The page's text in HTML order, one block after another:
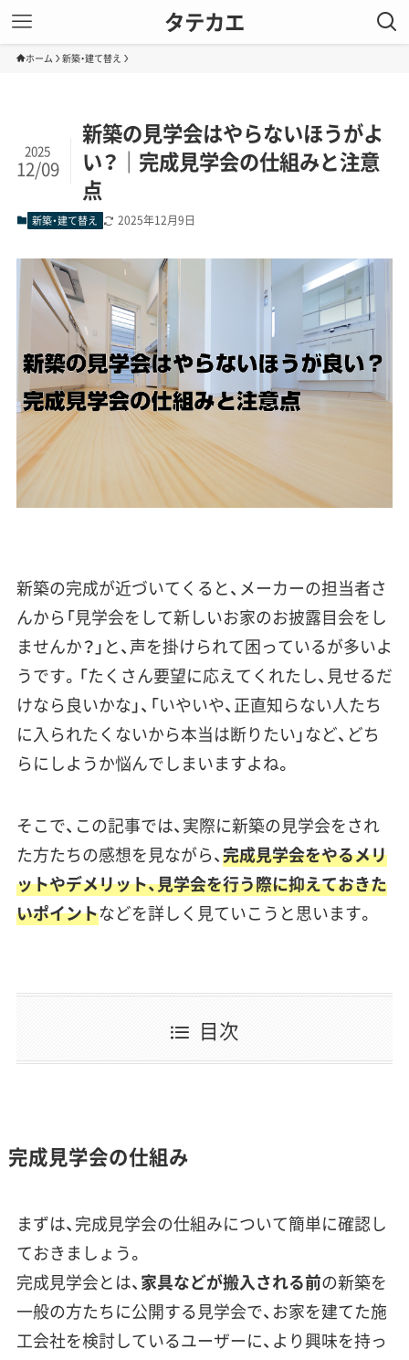
タテカエ
ホーム 新築・建て替え
新築の見学会はやらないほうがよ
い？｜完成見学会の仕組みと注意
点
2025
12/09
新築・建て替え 2025年12月9日
新築の完成が近づいてくると、メーカーの担当者さ
んから「見学会をして新しいお家のお披露目会をし
ませんか？ 」と、声を掛けられて困っているが多いよ
うです。「たくさん要望に応えてくれたし、見せるだ
けなら良いかな」、「いやいや、正直知らない人たち
に入られたくないから本当は断りたい」など、どち
らにしようか悩んでしまいますよね。
そこで、この記事では、実際に新築の見学会をされ
た方たちの感想を見ながら、完成見学会をやるメリ
ットやデメリット、見学会を行う際に抑えておきた
いポイントなどを詳しく見ていこうと思います。
目次
完成見学会の仕組み
まずは、完成見学会の仕組みについて簡単に確認し
ておきましょう。
完成見学会とは、家具などが搬入される前の新築を
一般の方たちに公開する見学会で、お家を建てた施
工会社を検討しているユーザーに、より興味を持っ